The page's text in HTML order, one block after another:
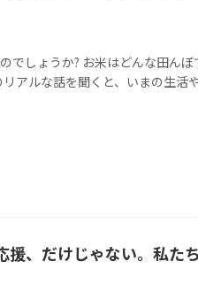
でしょうか? お米はどんな田ん
アルな話を聞くと、いまの生活
援、だけじゃない。私た